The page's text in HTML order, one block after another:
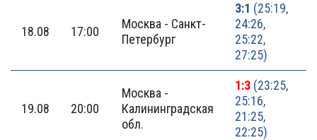
18.08 17:00
Москва - Санкт-
Петербург
3:1 (25:19,
24:26,
25:22,
27:25)
19.08 20:00
Москва -
Калининградская
обл.
1:3 (23:25,
25:16,
21:25,
22:25)